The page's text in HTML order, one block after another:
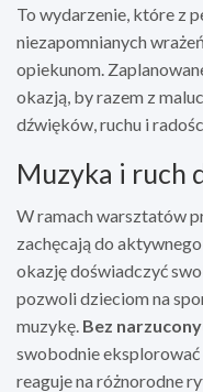
To wydarzenie, które z
niezapomnianych
opiekunom.
okazją, by razem z
dźwięków, ruchu i
Muzyka i ruch
W ramach warsztatów
zachęcają do
okazję doświadczyć
pozwoli dzieciom na
muzykę. Bez
swobodnie eksplorować
reaguje na różnorodne